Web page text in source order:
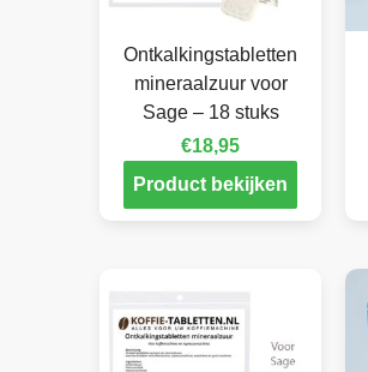
Ontkalkingstabletten
mineraalzuur voor
Sage – 18 stuks
€18,95
Product bekijken